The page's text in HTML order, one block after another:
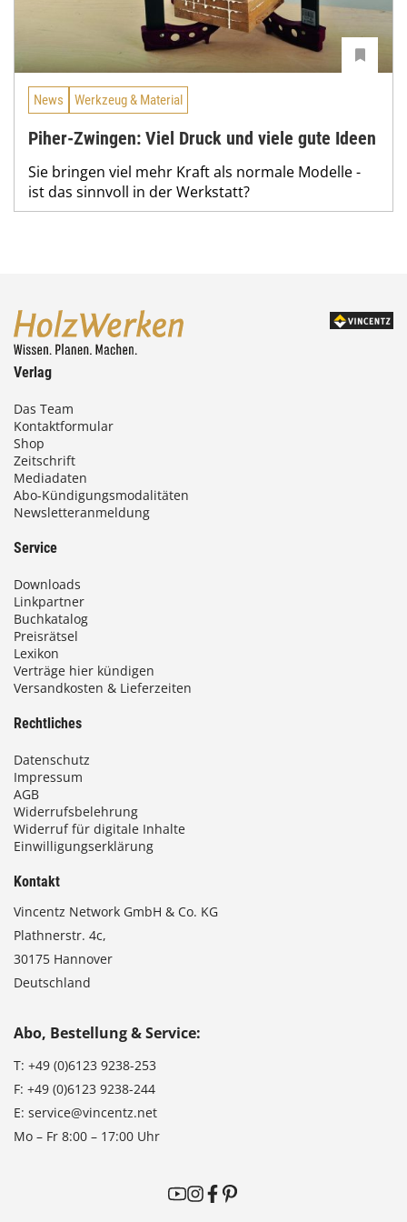
News Werkzeug & Material
Piher-Zwingen: Viel Druck und viele gute Ideen
Sie bringen viel mehr Kraft als normale Modelle -
ist das sinnvoll in der Werkstatt?
Verlag
Das Team
Kontaktformular
Shop
Zeitschrift
Mediadaten
Abo-Kündigungsmodalitäten
Newsletteranmeldung
Service
Downloads
Linkpartner
Buchkatalog
Preisrätsel
Lexikon
Verträge hier kündigen
Versandkosten & Lieferzeiten
Rechtliches
Datenschutz
Impressum
AGB
Widerrufsbelehrung
Widerruf für digitale Inhalte
Einwilligungserklärung
Kontakt
Vincentz Network GmbH & Co. KG
Plathnerstr. 4c,
30175 Hannover
Deutschland
Abo, Bestellung & Service:
T: +49 (0)6123 9238-253
F: +49 (0)6123 9238-244
E: service@vincentz.net
Mo – Fr 8:00 – 17:00 Uhr